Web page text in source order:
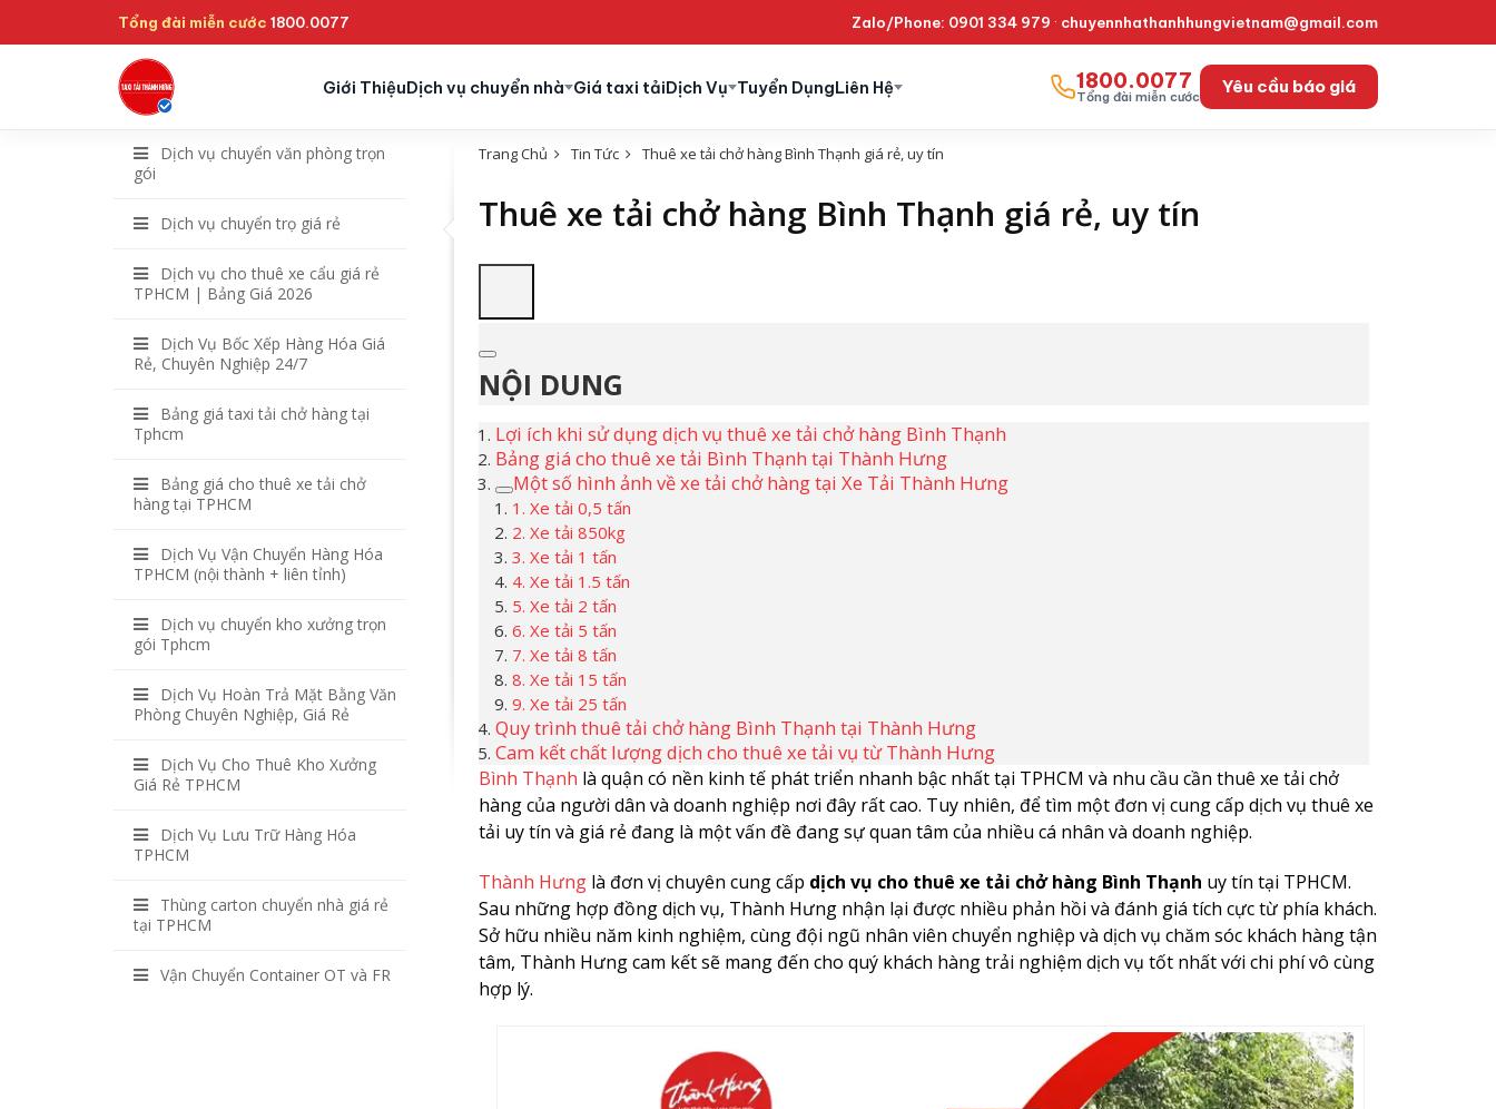
Tổng đài miễn cước 1800.0077 Zalo/Phone: 0901 334 979 · chuyennhathanhhungvietnam@gmail.com
Giới ThiệuDịch vụ chuyển nhà Giá taxi tảiDịch Vụ Tuyển DụngLiên Hệ 1800.0077
Tổng đài miễn cước Yêu cầu báo giá
Dịch vụ chuyển văn phòng trọn
gói
Dịch vụ chuyển trọ giá rẻ
Dịch vụ cho thuê xe cẩu giá rẻ
TPHCM | Bảng Giá 2026
Dịch Vụ Bốc Xếp Hàng Hóa Giá
Rẻ, Chuyên Nghiệp 24/7
Bảng giá taxi tải chở hàng tại
Tphcm
Bảng giá cho thuê xe tải chở
hàng tại TPHCM
Dịch Vụ Vận Chuyển Hàng Hóa
TPHCM (nội thành + liên tỉnh)
Dịch vụ chuyển kho xưởng trọn
gói Tphcm
Dịch Vụ Hoàn Trả Mặt Bằng Văn
Phòng Chuyên Nghiệp, Giá Rẻ
Dịch Vụ Cho Thuê Kho Xưởng
Giá Rẻ TPHCM
Dịch Vụ Lưu Trữ Hàng Hóa
TPHCM
Thùng carton chuyển nhà giá rẻ
tại TPHCM
Vận Chuyển Container OT và FR
Trang Chủ Tin Tức Thuê xe tải chở hàng Bình Thạnh giá rẻ, uy tín
Thuê xe tải chở hàng Bình Thạnh giá rẻ, uy tín
NỘI DUNG
Lợi ích khi sử dụng dịch vụ thuê xe tải chở hàng Bình Thạnh
Bảng giá cho thuê xe tải Bình Thạnh tại Thành Hưng
Một số hình ảnh về xe tải chở hàng tại Xe Tải Thành Hưng
1. Xe tải 0,5 tấn
2. Xe tải 850kg
3. Xe tải 1 tấn
4. Xe tải 1.5 tấn
5. Xe tải 2 tấn
6. Xe tải 5 tấn
7. Xe tải 8 tấn
8. Xe tải 15 tấn
9. Xe tải 25 tấn
Quy trình thuê tải chở hàng Bình Thạnh tại Thành Hưng
Cam kết chất lượng dịch cho thuê xe tải vụ từ Thành Hưng
Bình Thạnh là quận có nền kinh tế phát triển nhanh bậc nhất tại TPHCM và nhu cầu cần thuê xe tải chở
hàng của người dân và doanh nghiệp nơi đây rất cao. Tuy nhiên, để tìm một đơn vị cung cấp dịch vụ thuê xe
tải uy tín và giá rẻ đang là một vấn đề đang sự quan tâm của nhiều cá nhân và doanh nghiệp.
Thành Hưnglà đơn vị chuyên cung cấp dịch vụ cho thuê xe tải chở hàng Bình Thạnh uy tín tại TPHCM.
Sau những hợp đồng dịch vụ, Thành Hưng nhận lại được nhiều phản hồi và đánh giá tích cực từ phía khách.
Sở hữu nhiều năm kinh nghiệm, cùng đội ngũ nhân viên chuyển nghiệp và dịch vụ chăm sóc khách hàng tận
tâm, Thành Hưng cam kết sẽ mang đến cho quý khách hàng trải nghiệm dịch vụ tốt nhất với chi phí vô cùng
hợp lý.